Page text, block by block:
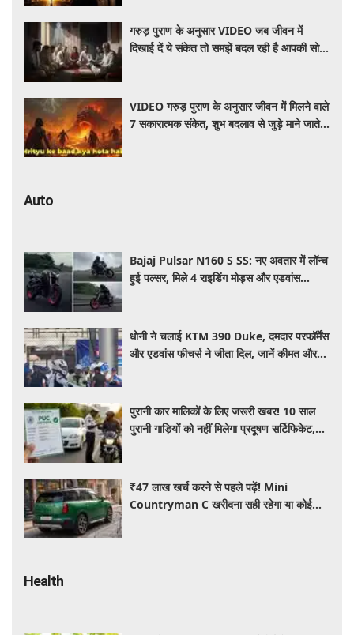
गरुड़ पुराण के अनुसार VIDEO जब जीवन में
दिखाई दें ये संकेत तो समझें बदल रही है आपकी सोच
VIDEO गरुड़ पुराण के अनुसार जीवन में मिलने वाले
7 सकारात्मक संकेत, शुभ बदलाव से जुड़े माने जाते हैं
Auto
Bajaj Pulsar N160 S SS: नए अवतार में लॉन्च
हुई पल्सर, मिले 4 राइडिंग मोड्स और एडवांस
धोनी ने चलाई KTM 390 Duke, दमदार परफॉर्मेंस
और एडवांस फीचर्स ने जीता दिल, जानें कीमत और
पुरानी कार मालिकों के लिए जरूरी खबर! 10 साल
पुरानी गाड़ियों को नहीं मिलेगा प्रदूषण सर्टिफिकेट,
₹47 लाख खर्च करने से पहले पढ़ें! Mini
Countryman C खरीदना सही रहेगा या कोई
Health